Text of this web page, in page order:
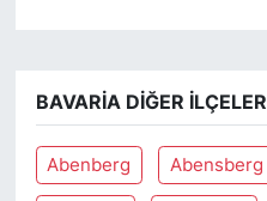
BAVARIA DIĞER İLÇELER
Abenberg Abensberg